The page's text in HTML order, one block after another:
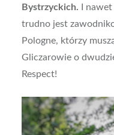
Bystrzyckich. I
trudno jest
Pologne, którzy
Gliczarowie o
Respect!